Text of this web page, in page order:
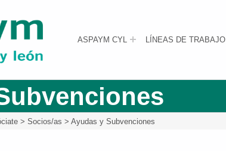
ASPAYM Castilla y León
ASPAYM CYL LÍNEAS DE TRABAJO
>Socios/as >Ayudas y Subvenciones